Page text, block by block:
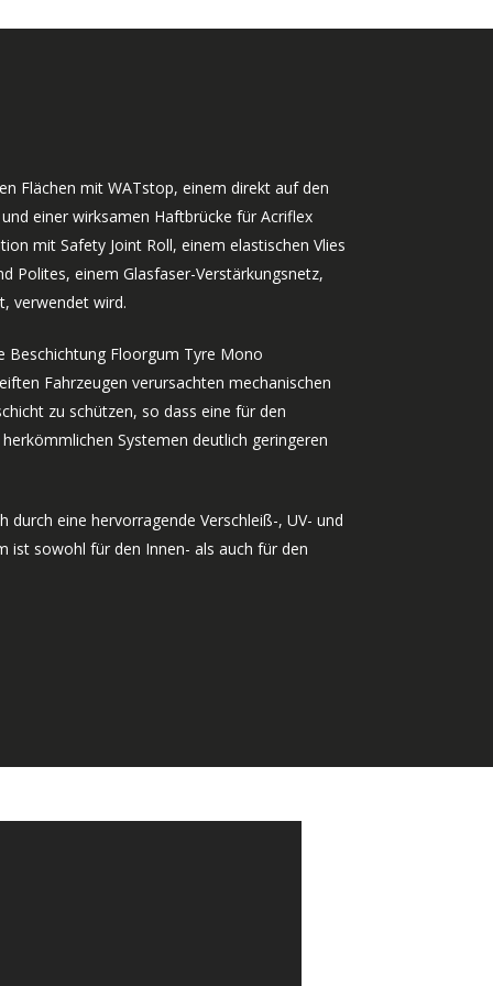
Flächen mit WATstop, einem direkt auf den
einer wirksamen Haftbrücke für Acriflex
mit Safety Joint Roll, einem elastischen Vlies
Polites, einem Glasfaser-Verstärkungsnetz,
verwendet wird.
Beschichtung Floorgum Tyre Mono
Fahrzeugen verursachten mechanischen
zu schützen, so dass eine für den
Systemen deutlich geringeren
eine hervorragende Verschleiß-, UV- und
ist sowohl für den Innen- als auch für den